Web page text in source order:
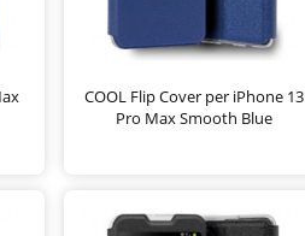
COOL Flip Cover per iPhone 13
Pro Max Smooth Blue